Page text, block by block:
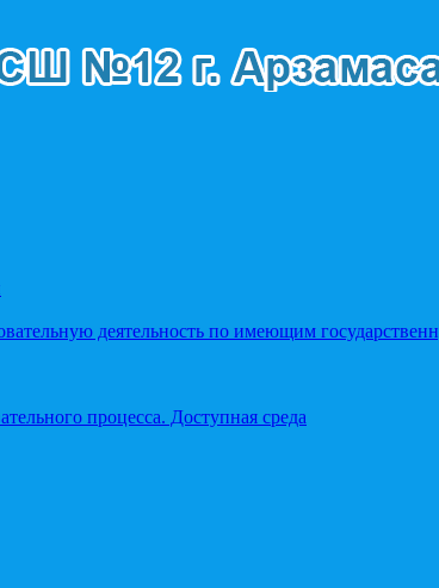
деятельность по имеющим
процесса. Доступная среда